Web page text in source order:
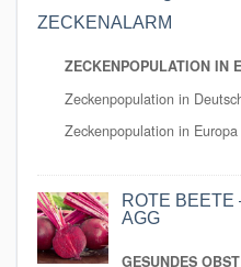
ZECKENALARM
ZECKENPOPULATION IN
Zeckenpopulation in
Zeckenpopulation in Europa
ROTE BEETE
AGG
GESUNDES